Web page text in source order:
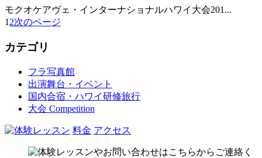
モクオケアヴェ・インターナショナルハワイ大会201...
12次のページ
カテゴリ
フラ写真館
出演舞台・イベント
国内合宿・ハワイ研修旅行
大会 Competition
料金 アクセス